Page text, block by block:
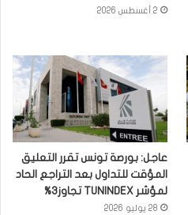
2 أغسطس 2026
عاجل: بورصة تونس تقرر التعليق
المؤقت للتداول بعد التراجع الحاد
لمؤشر TUNINDEX تجاوز3%
28 يوليو 2026